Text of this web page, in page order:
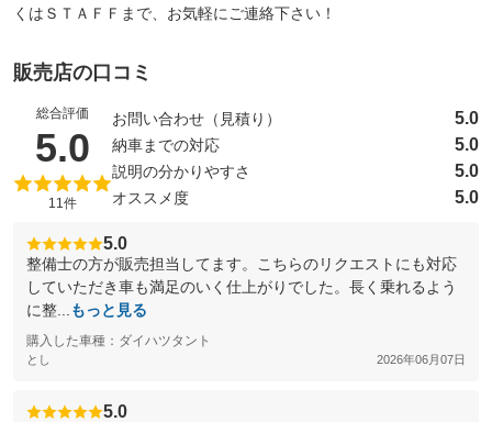
くはＳＴＡＦＦまで、お気軽にご連絡下さい！
販売店の口コミ
総合評価
5.0 （5点満点中）
11件
お問い合わせ（見積り） 5.0
納車までの対応 5.0
説明の分かりやすさ 5.0
オススメ度 5.0
5.0
整備士の方が販売担当してます。こちらのリクエストにも対応
していただき車も満足のいく仕上がりでした。長く乗れるよう
に整...
もっと見る
購入した車種：ダイハツタント
とし 2026年06月07日
5.0